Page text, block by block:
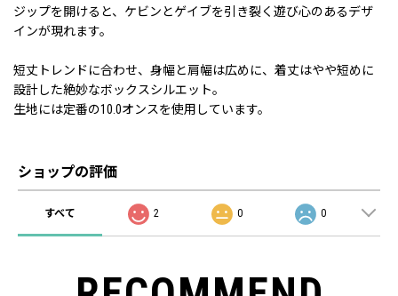
ジップを開けると、ケビンとゲイブを引き裂く遊び心のあるデザ
インが現れます。
短丈トレンドに合わせ、身幅と肩幅は広めに、着丈はやや短めに
設計した絶妙なボックスシルエット。
生地には定番の10.0オンスを使用しています。
ショップの評価
すべて 2 0 0